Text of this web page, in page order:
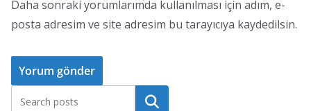
Daha sonraki yorumlarımda kullanılması için adım, e-
posta adresim ve site adresim bu tarayıcıya kaydedilsin.
Ara